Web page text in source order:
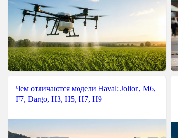
Чем отличаются модели Haval: Jolion, M6,
F7, Dargo, H3, H5, H7, H9